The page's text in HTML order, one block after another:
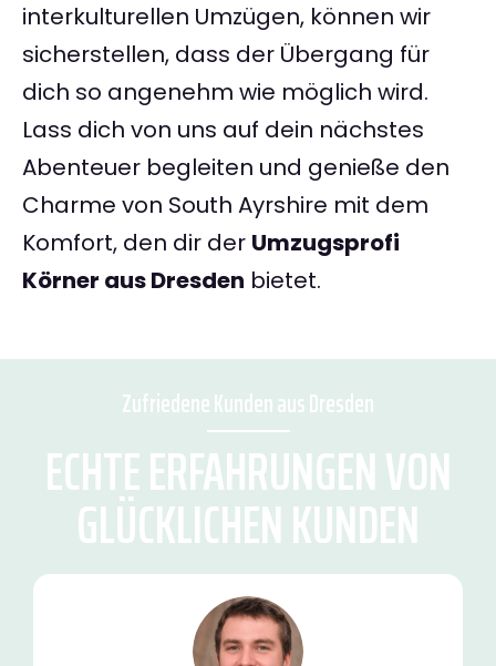
interkulturellen Umzügen, können wir
sicherstellen, dass der Übergang für
dich so angenehm wie möglich wird.
Lass dich von uns auf dein nächstes
Abenteuer begleiten und genieße den
Charme von South Ayrshire mit dem
Komfort, den dir der Umzugsprofi
Körner aus Dresden bietet.
Zufriedene Kunden aus Dresden
ECHTE ERFAHRUNGEN VON
GLÜCKLICHEN KUNDEN